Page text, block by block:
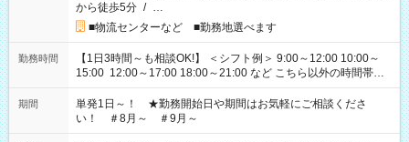
から徒歩5分 / …
■物流センターなど ■勤務地選べます
勤務時間
【1日3時間～も相談OK!】 ＜シフト例＞ 9:00～12:00 10:00～
15:00 12:00～17:00 18:00～21:00 など こちら以外の時間帯も
お気軽にご相談ください！
期間
単発1日～！ ★勤務開始日や期間はお気軽にご相談くださ
い！ ＃8月～ ＃9月～